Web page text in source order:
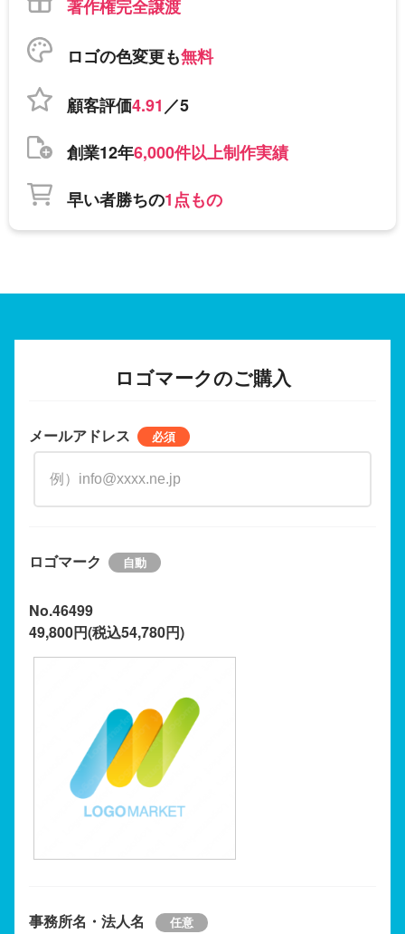
著作権完全譲渡
ロゴの色変更も無料
顧客評価4.91／5
創業12年6,000件以上制作実績
早い者勝ちの1点もの
ロゴマークのご購入
メールアドレス
ロゴマーク
No.46499
49,800円(税込54,780円)
事務所名・法人名